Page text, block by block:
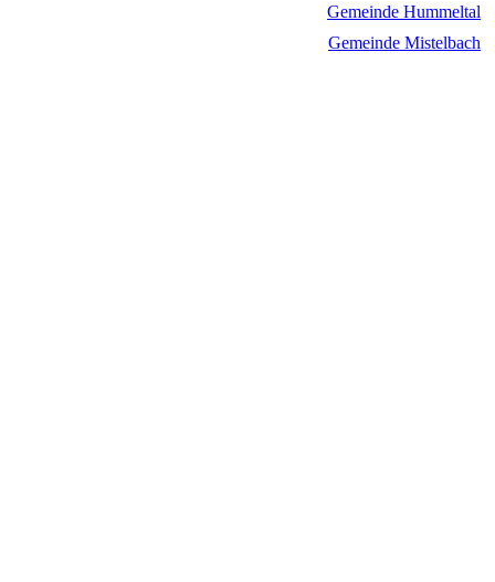
Gemeinde Hummeltal
Gemeinde Mistelbach